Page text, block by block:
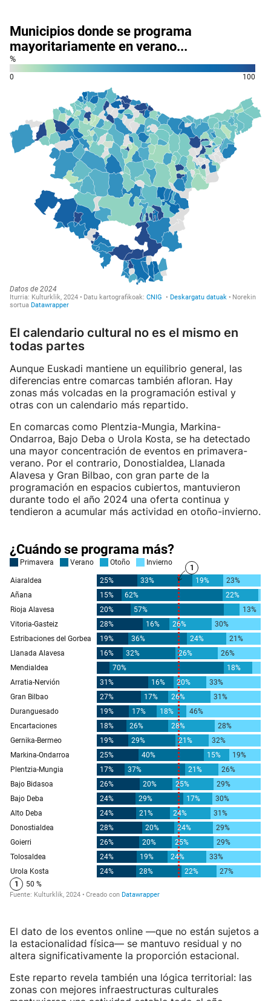
El calendario cultural no es el mismo en
todas partes
Aunque Euskadi mantiene un equilibrio general, las
diferencias entre comarcas también afloran. Hay
zonas más volcadas en la programación estival y
otras con un calendario más repartido.
En comarcas como Plentzia-Mungia, Markina-
Ondarroa, Bajo Deba o Urola Kosta, se ha detectado
una mayor concentración de eventos en primavera-
verano. Por el contrario, Donostialdea, Llanada
Alavesa y Gran Bilbao, con gran parte de la
programación en espacios cubiertos, mantuvieron
durante todo el año 2024 una oferta continua y
tendieron a acumular más actividad en otoño-invierno.
El dato de los eventos online —que no están sujetos a
la estacionalidad física— se mantuvo residual y no
altera significativamente la proporción estacional.
Este reparto revela también una lógica territorial: las
zonas con mejores infraestructuras culturales